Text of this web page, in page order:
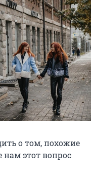
о том, похожие
нам этот вопрос